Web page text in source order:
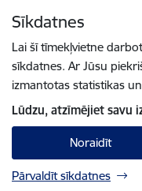
Sīkdatnes
Lai šī tīmekļvietne
sīkdatnes. Ar Jūsu
izmantotas statistikas
Lūdzu, atzīmējiet savu
Noraidīt
Pārvaldīt sīkdatnes